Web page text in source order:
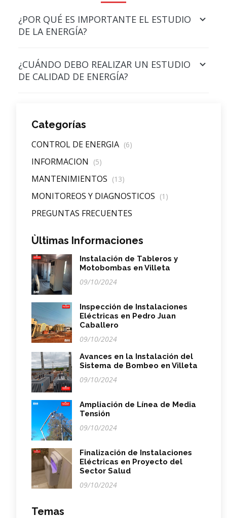
¿POR QUÉ ES IMPORTANTE EL ESTUDIO
DE LA ENERGÍA?
¿CUÁNDO DEBO REALIZAR UN ESTUDIO
DE CALIDAD DE ENERGÍA?
Categorías
CONTROL DE ENERGIA (6)
INFORMACION (5)
MANTENIMIENTOS (13)
MONITOREOS Y DIAGNOSTICOS (1)
PREGUNTAS FRECUENTES
Ùltimas Informaciones
Instalación de Tableros y
Motobombas en Villeta
09/10/2024
Inspección de Instalaciones
Eléctricas en Pedro Juan
Caballero
09/10/2024
Avances en la Instalación del
Sistema de Bombeo en Villeta
09/10/2024
Ampliación de Línea de Media
Tensión
09/10/2024
Finalización de Instalaciones
Eléctricas en Proyecto del
Sector Salud
09/10/2024
Temas